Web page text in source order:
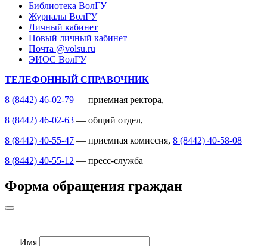
Библиотека ВолГУ
Журналы ВолГУ
Личный кабинет
Новый личный кабинет
Почта @volsu.ru
ЭИОС ВолГУ
ТЕЛЕФОННЫЙ СПРАВОЧНИК
8 (8442) 46-02-79 — приемная ректора,
8 (8442) 46-02-63 — общий отдел,
8 (8442) 40-55-47 — приемная комиссия, 8 (8442) 40-58-08
8 (8442) 40-55-12 — пресс-служба
Форма обращения граждан
Имя